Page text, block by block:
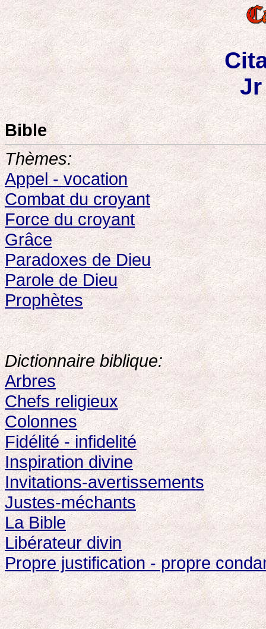
Jr
Bible
Thèmes:
Appel - vocation
Combat du croyant
Force du croyant
Grâce
Paradoxes de Dieu
Parole de Dieu
Prophètes
Dictionnaire biblique:
Arbres
Chefs religieux
Colonnes
Fidélité - infidelité
Inspiration divine
Invitations-avertissements
Justes-méchants
La Bible
Libérateur divin
Propre justification - propre